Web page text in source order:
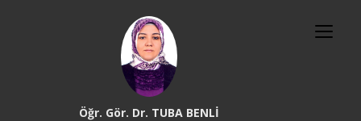
Öğr. Gör. Dr. TUBA BENLİ